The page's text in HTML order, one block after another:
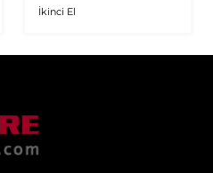
İkinci El